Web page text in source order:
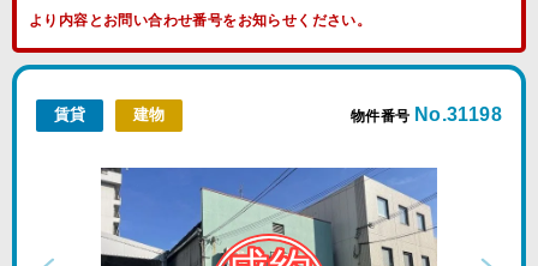
より内容とお問い合わせ番号をお知らせください。
賃貸 建物 物件番号 No.31198